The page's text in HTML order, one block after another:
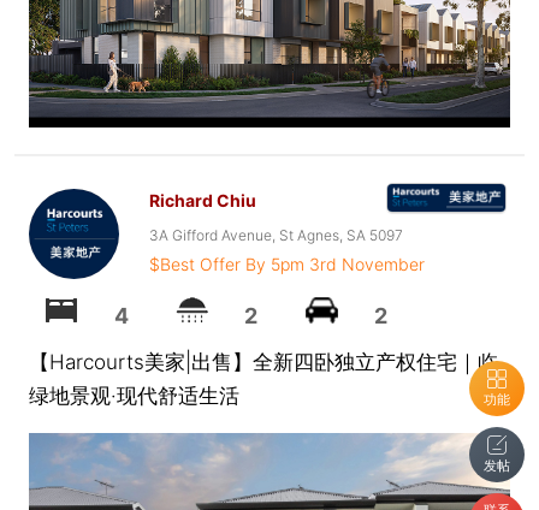
功能
发帖
Richard Chiu
3A Gifford Avenue, St Agnes, SA 5097
$Best Offer By 5pm 3rd November
4 2 2
【Harcourts美家|出售】全新四卧独立产权住宅｜临
绿地景观·现代舒适生活